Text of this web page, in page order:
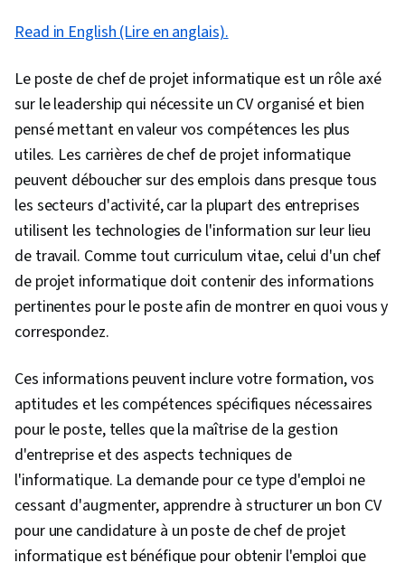
Read in English (Lire en anglais).
Le poste de chef de projet informatique est un rôle axé
sur le leadership qui nécessite un CV organisé et bien
pensé mettant en valeur vos compétences les plus
utiles. Les carrières de chef de projet informatique
peuvent déboucher sur des emplois dans presque tous
les secteurs d'activité, car la plupart des entreprises
utilisent les technologies de l'information sur leur lieu
de travail. Comme tout curriculum vitae, celui d'un chef
de projet informatique doit contenir des informations
pertinentes pour le poste afin de montrer en quoi vous y
correspondez.
Ces informations peuvent inclure votre formation, vos
aptitudes et les compétences spécifiques nécessaires
pour le poste, telles que la maîtrise de la gestion
d'entreprise et des aspects techniques de
l'informatique. La demande pour ce type d'emploi ne
cessant d'augmenter, apprendre à structurer un bon CV
pour une candidature à un poste de chef de projet
informatique est bénéfique pour obtenir l'emploi que